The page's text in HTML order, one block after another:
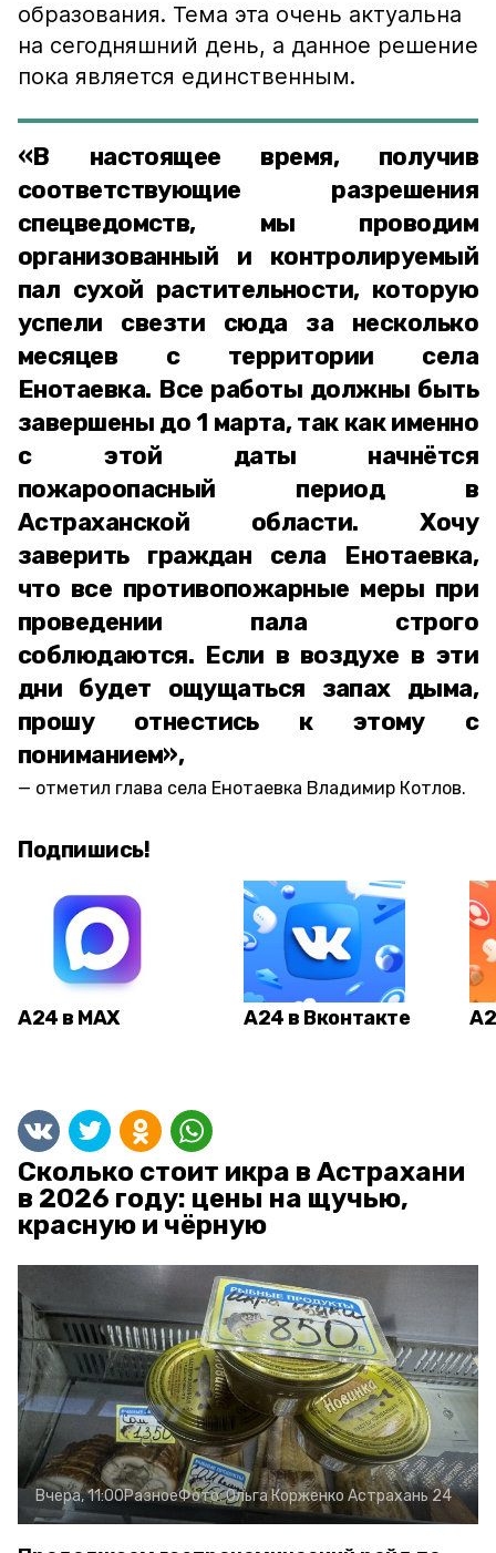
образования. Тема эта очень актуальна
на сегодняшний день, а данное решение
пока является единственным.
«В настоящее время, получив
соответствующие разрешения
спецведомств, мы проводим
организованный и контролируемый
пал сухой растительности, которую
успели свезти сюда за несколько
месяцев с территории села
Енотаевка. Все работы должны быть
завершены до 1 марта, так как именно
с этой даты начнётся
пожароопасный период в
Астраханской области. Хочу
заверить граждан села Енотаевка,
что все противопожарные меры при
проведении пала строго
соблюдаются. Если в воздухе в эти
дни будет ощущаться запах дыма,
прошу отнестись к этому с
пониманием»,
отметил глава села Енотаевка Владимир Котлов.
Подпишись!
А24 в MAX А24 в Вконтакте
Сколько стоит икра в Астрахани
в 2026 году: цены на щучью,
красную и чёрную
Вчера, 11:00РазноеФото:Ольга Корженко Астрахань 24